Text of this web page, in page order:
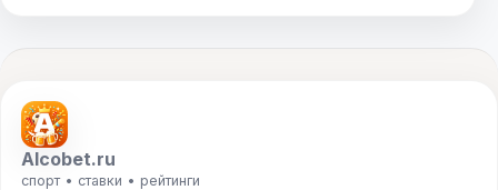
Alcobet.ru
спорт • ставки • рейтинги